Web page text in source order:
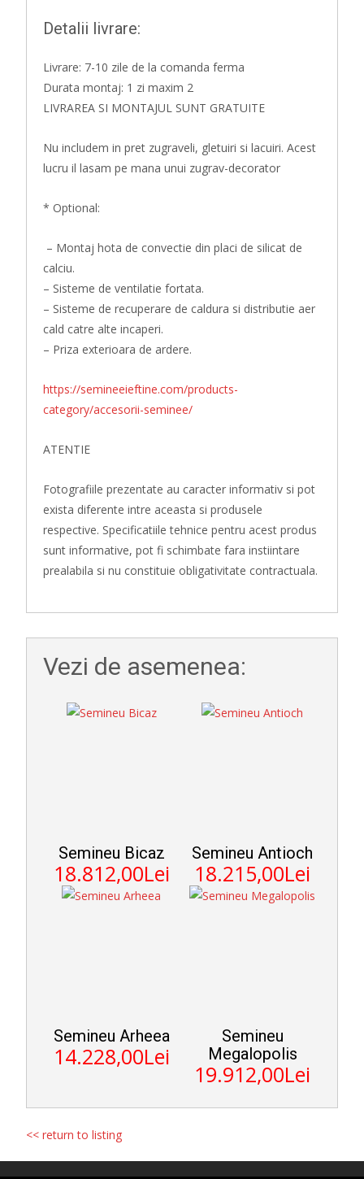
Detalii livrare:
Livrare: 7-10 zile de la comanda ferma
Durata montaj: 1 zi maxim 2
LIVRAREA SI MONTAJUL SUNT GRATUITE
Nu includem in pret zugraveli, gletuiri si lacuiri. Acest
lucru il lasam pe mana unui zugrav-decorator
* Optional:
– Montaj hota de convectie din placi de silicat de
calciu.
– Sisteme de ventilatie fortata.
– Sisteme de recuperare de caldura si distributie aer
cald catre alte incaperi.
– Priza exterioara de ardere.
https://semineeieftine.com/products-
category/accesorii-seminee/
ATENTIE
Fotografiile prezentate au caracter informativ si pot
exista diferente intre aceasta si produsele
respective. Specificatiile tehnice pentru acest produs
sunt informative, pot fi schimbate fara instiintare
prealabila si nu constituie obligativitate contractuala.
Vezi de asemenea:
Semineu Bicaz
18.812,00Lei
Semineu Antioch
18.215,00Lei
Semineu Arheea
14.228,00Lei
Semineu
Megalopolis
19.912,00Lei
<< return to listing